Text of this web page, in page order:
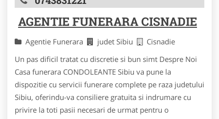
AGENTIE FUNERARA CISNADIE
Agentie Funerara judet Sibiu
Cisnadie
Un pas dificil tratat cu discretie si bun simt Despre Noi
Casa funerara CONDOLEANTE Sibiu va pune la
dispozitie cu servicii funerare complete pe raza judetului
Sibiu, oferindu-va consiliere gratuita si indrumare cu
privire la toti pasii necesari de urmat pentru o